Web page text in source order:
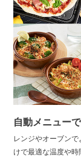
自動メニュー
レンジやオーブン
けで最適な温度や時